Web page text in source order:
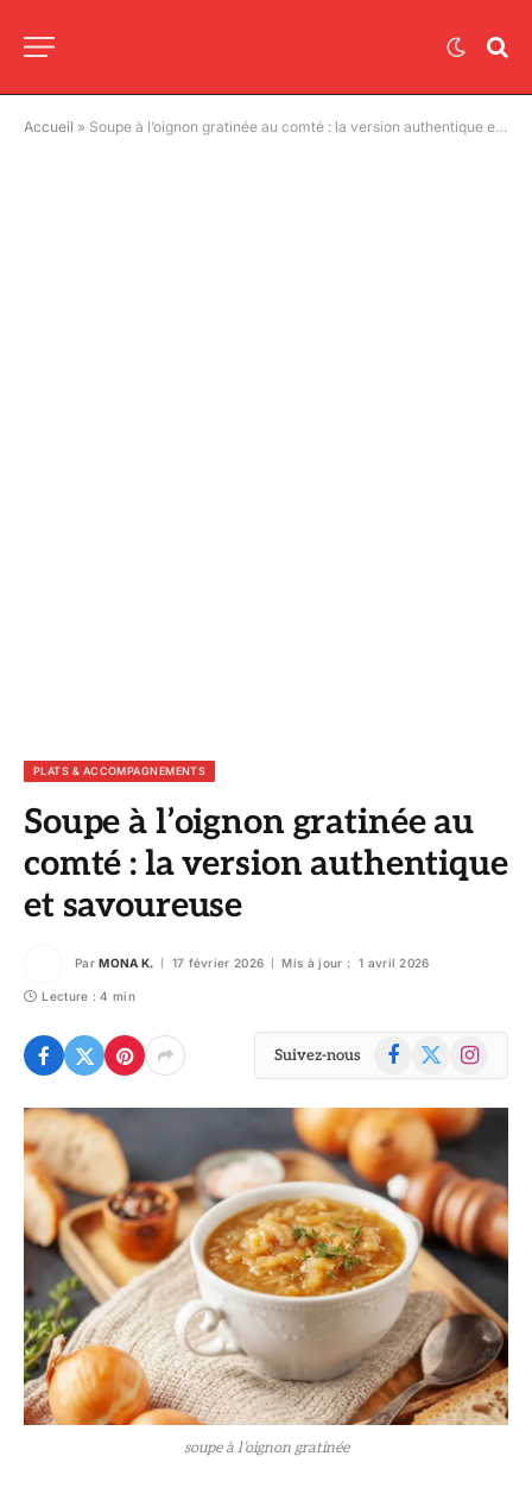
Accueil » Soupe à l’oignon gratinée au comté : la version authentique et savoureuse
PLATS & ACCOMPAGNEMENTS
Soupe à l’oignon gratinée au
comté : la version authentique
et savoureuse
Par MONA K. 17 février 2026 Mis à jour : 1 avril 2026
Lecture : 4 min
Suivez-nous Facebook
X
Instagram
soupe à l’oignon gratinée